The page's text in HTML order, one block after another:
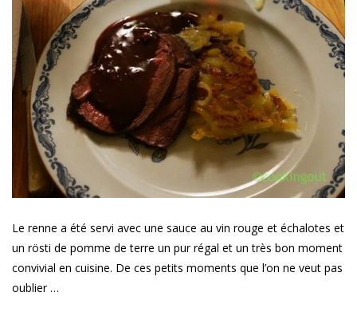
Le renne a été servi avec une sauce au vin rouge et échalotes et
un rösti de pomme de terre un pur régal et un très bon moment
convivial en cuisine. De ces petits moments que l’on ne veut pas
oublier …